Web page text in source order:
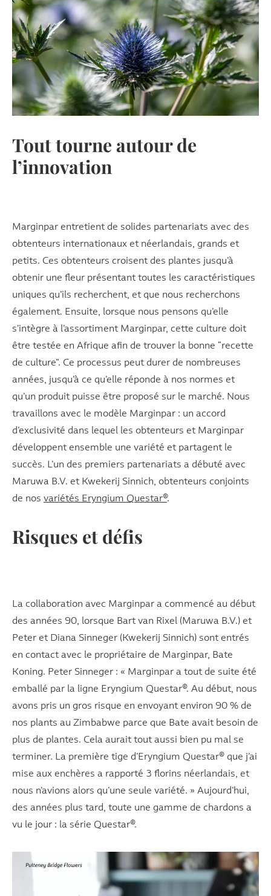
Tout tourne autour de
l’innovation
Marginpar entretient de solides partenariats avec des
obtenteurs internationaux et néerlandais, grands et
petits. Ces obtenteurs croisent des plantes jusqu’à
obtenir une fleur présentant toutes les caractéristiques
uniques qu’ils recherchent, et que nous recherchons
également. Ensuite, lorsque nous pensons qu’elle
s’intègre à l’assortiment Marginpar, cette culture doit
être testée en Afrique afin de trouver la bonne “recette
de culture”. Ce processus peut durer de nombreuses
années, jusqu’à ce qu’elle réponde à nos normes et
qu’un produit puisse être proposé sur le marché. Nous
travaillons avec le modèle Marginpar : un accord
d’exclusivité dans lequel les obtenteurs et Marginpar
développent ensemble une variété et partagent le
succès. L’un des premiers partenariats a débuté avec
Maruwa B.V. et Kwekerij Sinnich, obtenteurs conjoints
de nos variétés Eryngium Questar®.
Risques et défis
La collaboration avec Marginpar a commencé au début
des années 90, lorsque Bart van Rixel (Maruwa B.V.) et
Peter et Diana Sinneger (Kwekerij Sinnich) sont entrés
en contact avec le propriétaire de Marginpar, Bate
Koning. Peter Sinneger : « Marginpar a tout de suite été
emballé par la ligne Eryngium Questar®. Au début, nous
avons pris un gros risque en envoyant environ 90 % de
nos plants au Zimbabwe parce que Bate avait besoin de
plus de plantes. Cela aurait tout aussi bien pu mal se
terminer. La première tige d’Eryngium Questar® que j’ai
mise aux enchères a rapporté 3 florins néerlandais, et
nous n’avions alors qu’une seule variété. » Aujourd’hui,
des années plus tard, toute une gamme de chardons a
vu le jour : la série Questar®.